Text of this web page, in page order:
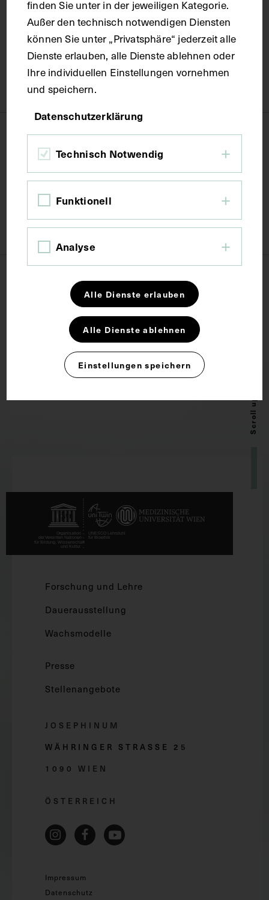
vom Ursprung des Buchdrucks über anatomische
Darstellungen der Renaissance bis hin zu
prachtvollen barocken Pflanzenbüchern.
Dauer: ca. 60 Minuten
Eintritt & Anmeldung
Da die Teilnehmer:innenanzahl begrenzt ist, bitten
info@josephinum.ac.at
oder (+43) 1 40160 26005
Scroll up
Forschung und Lehre
Dauerausstellung
Wachsmodelle
Presse
Stellenangebote
JOSEPHINUM
WÄHRINGER STRASSE 2 5
1090 WIEN
ÖSTERREICH
Impressum
Datenschutz
finden Sie unter in der jeweiligen Kategorie.
Außer den technisch notwendigen Diensten
können Sie unter „Privatsphäre“ jederzeit alle
Dienste erlauben, alle Dienste ablehnen oder
Ihre individuellen Einstellungen vornehmen
und speichern.
Datenschutzerklärung
Technisch Notwendig
Funktionell
Analyse
Alle Dienste erlauben
Alle Dienste ablehnen
Einstellungen speichern